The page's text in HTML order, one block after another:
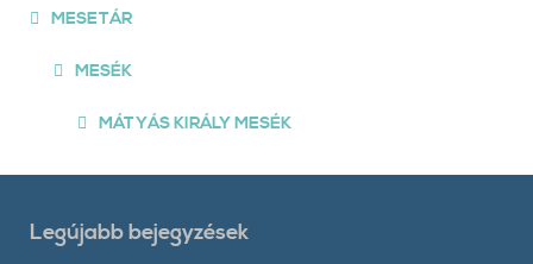
MESETÁR
MESÉK
MÁTYÁS KIRÁLY MESÉK
Legújabb bejegyzések